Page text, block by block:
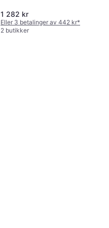
1 282 kr
Eller 3 betalinger av 442 kr*
2 butikker